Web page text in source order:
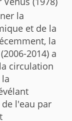
la
et de la
la
2014) a
circulation
l'eau par